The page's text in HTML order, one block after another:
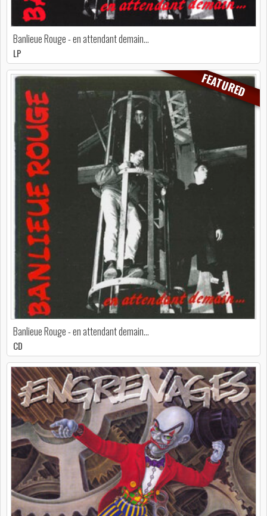
Banlieue Rouge - en attendant demain…
LP
FEATURED
Banlieue Rouge - en attendant demain…
CD